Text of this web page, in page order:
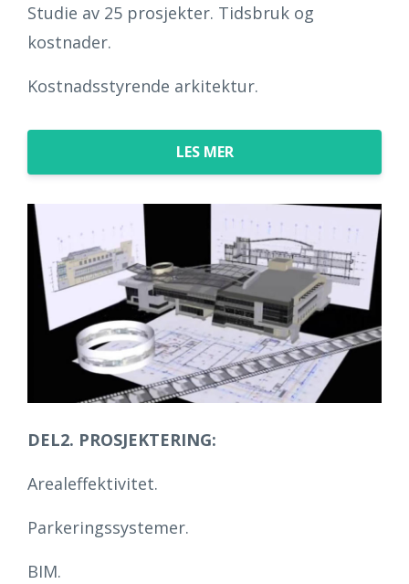
Studie av 25 prosjekter. Tidsbruk og
kostnader.
Kostnadsstyrende arkitektur.
LES MER
DEL2. PROSJEKTERING:
Arealeffektivitet.
Parkeringssystemer.
BIM.